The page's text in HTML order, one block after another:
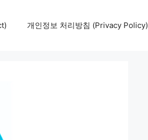
개인정보 처리방침 (Privacy Policy)